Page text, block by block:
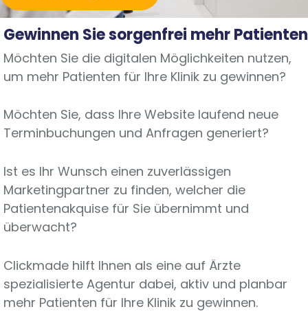
Gewinnen Sie sorgenfrei mehr Patienten
Möchten Sie die digitalen Möglichkeiten nutzen,
um mehr Patienten für Ihre Klinik zu gewinnen?
Möchten Sie, dass Ihre Website laufend neue
Terminbuchungen und Anfragen generiert?
Ist es Ihr Wunsch einen zuverlässigen
Marketingpartner zu finden, welcher die
Patientenakquise für Sie übernimmt und
überwacht?
Clickmade hilft Ihnen als eine auf Ärzte
spezialisierte Agentur dabei, aktiv und planbar
mehr Patienten für Ihre Klinik zu gewinnen.